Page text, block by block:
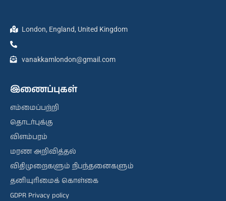
London, England, United Kingdom
vanakkamlondon@gmail.com
இணைப்புகள்
எம்மைப்பற்றி
தொடர்புக்கு
விளம்பரம்
மரண அறிவித்தல்
விதிமுறைகளும் நிபந்தனைகளும்
தனியுரிமைக் கொள்கை
GDPR Privacy policy